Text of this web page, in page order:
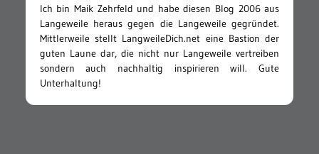
Ich bin Maik Zehrfeld und habe diesen Blog 2006 aus
Langeweile heraus gegen die Langeweile gegründet.
Mittlerweile stellt LangweileDich.net eine Bastion der
guten Laune dar, die nicht nur Langeweile vertreiben
sondern auch nachhaltig inspirieren will. Gute
Unterhaltung!